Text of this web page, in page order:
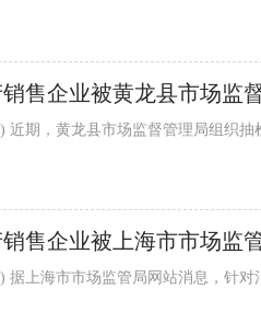
售企业被黄龙县市场监
售企业被上海市市场监